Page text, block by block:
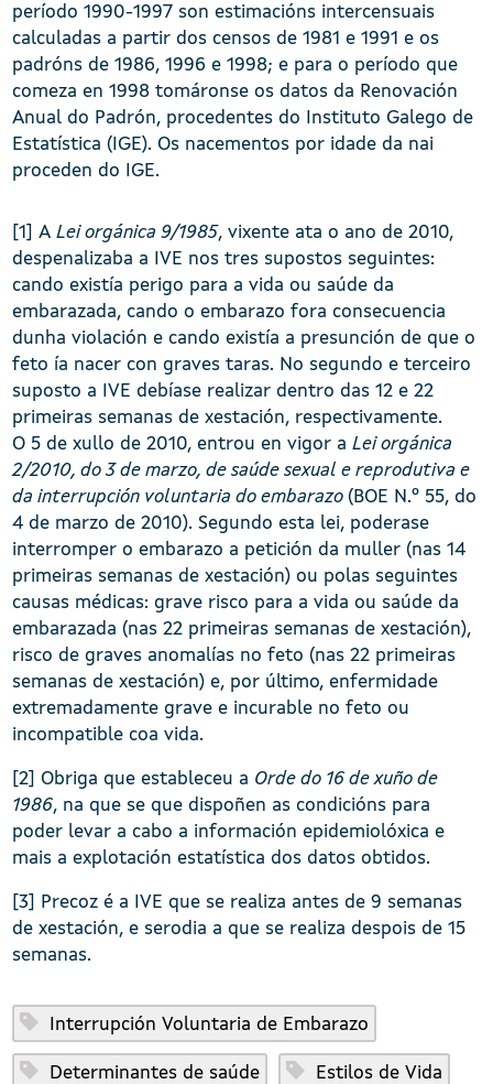
período 1990-1997 son estimacións intercensuais
calculadas a partir dos censos de 1981 e 1991 e os
padróns de 1986, 1996 e 1998; e para o período que
comeza en 1998 tomáronse os datos da Renovación
Anual do Padrón, procedentes do Instituto Galego de
Estatística (IGE). Os nacementos por idade da nai
proceden do IGE.
[1] ALei orgánica 9/1985, vixente ata o ano de 2010,
despenalizaba a IVE nos tres supostos seguintes:
cando existía perigo para a vida ou saúde da
embarazada, cando o embarazo fora consecuencia
dunha violación e cando existía a presunción de que o
feto ía nacer con graves taras. No segundo e terceiro
suposto a IVE debíase realizar dentro das 12 e 22
primeiras semanas de xestación, respectivamente.
O 5 de xullo de 2010, entrou en vigor aLei orgánica
2/2010, do 3 de marzo, de saúde sexual e reprodutiva e
da interrupción voluntaria do embarazo (BOE N.º 55, do
4 de marzo de 2010). Segundo esta lei, poderase
interromper o embarazo a petición da muller (nas 14
primeiras semanas de xestación) ou polas seguintes
causas médicas: grave risco para a vida ou saúde da
embarazada (nas 22 primeiras semanas de xestación),
risco de graves anomalías no feto (nas 22 primeiras
semanas de xestación) e, por último, enfermidade
extremadamente grave e incurable no feto ou
incompatible coa vida.
[2] Obriga que estableceu a Orde do 16 de xuño de
1986, na que se que dispoñen as condicións para
poder levar a cabo a información epidemiolóxica e
mais a explotación estatística dos datos obtidos.
[3] Precoz é a IVE que se realiza antes de 9 semanas
de xestación, e serodia a que se realiza despois de 15
semanas.
Interrupción Voluntaria de Embarazo
Determinantes de saúde Estilos de Vida